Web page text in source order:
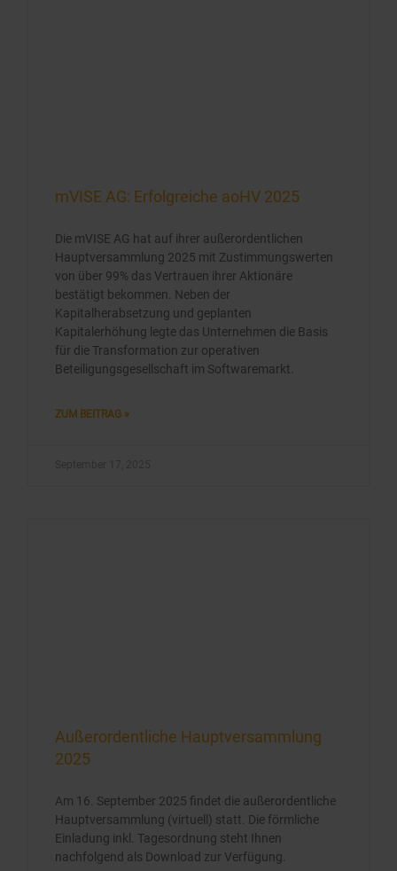
mVISE AG: Erfolgreiche aoHV 2025
Die mVISE AG hat auf ihrer außerordentlichen
Hauptversammlung 2025 mit Zustimmungswerten
von über 99% das Vertrauen ihrer Aktionäre
bestätigt bekommen. Neben der
Kapitalherabsetzung und geplanten
Kapitalerhöhung legte das Unternehmen die Basis
für die Transformation zur operativen
Beteiligungsgesellschaft im Softwaremarkt.
ZUM BEITRAG »
Außerordentliche Hauptversammlung
2025
Am 16. September 2025 findet die außerordentliche
Hauptversammlung (virtuell) statt. Die förmliche
Einladung inkl. Tagesordnung steht Ihnen
nachfolgend als Download zur Verfügung.